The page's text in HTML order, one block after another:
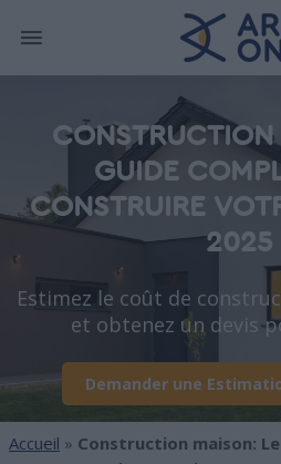
GUIDE
CONSTRUIRE
2025
Estimez le coût de
et obtenez un devis
Demander une
Accueil » Construction maison: